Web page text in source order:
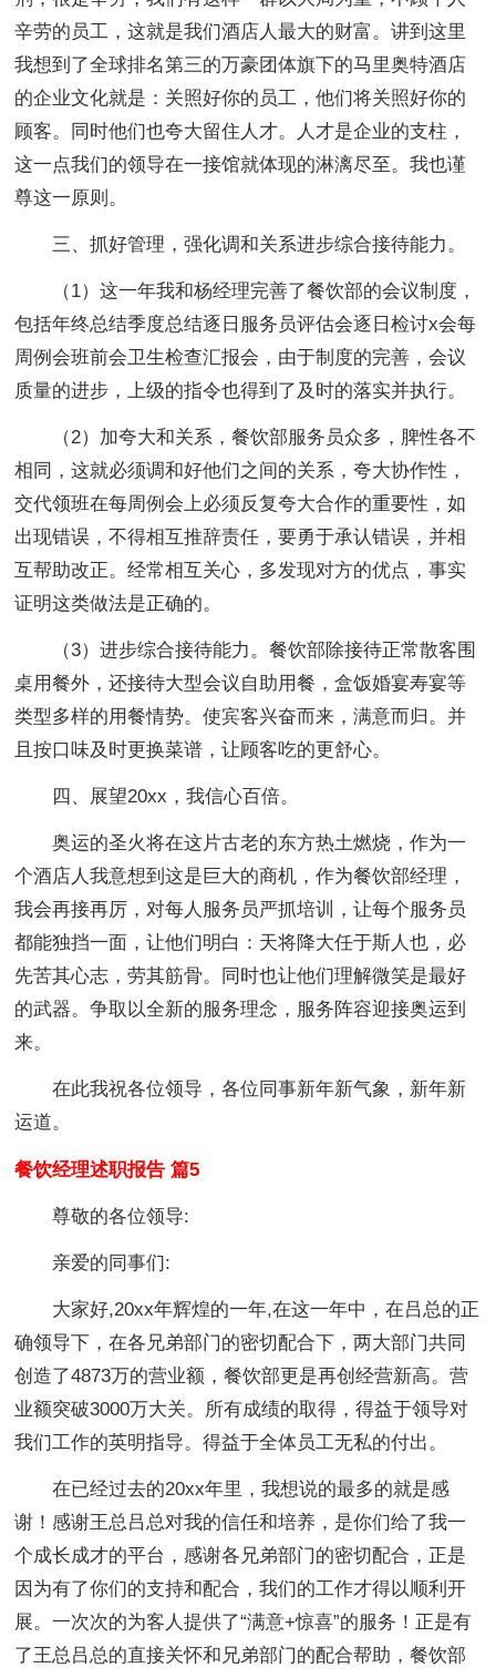
辛劳的员工，这就是我们酒店人最大的财富。讲到这里
我想到了全球排名第三的万豪团体旗下的马里奥特酒店
的企业文化就是：关照好你的员工，他们将关照好你的
顾客。同时他们也夸大留住人才。人才是企业的支柱，
这一点我们的领导在一接馆就体现的淋漓尽至。我也谨
尊这一原则。
三、抓好管理，强化调和关系进步综合接待能力。
（1）这一年我和杨经理完善了餐饮部的会议制度，
包括年终总结季度总结逐日服务员评估会逐日检讨x会每
周例会班前会卫生检查汇报会，由于制度的完善，会议
质量的进步，上级的指令也得到了及时的落实并执行。
（2）加夸大和关系，餐饮部服务员众多，脾性各不
相同，这就必须调和好他们之间的关系，夸大协作性，
交代领班在每周例会上必须反复夸大合作的重要性，如
出现错误，不得相互推辞责任，要勇于承认错误，并相
互帮助改正。经常相互关心，多发现对方的优点，事实
证明这类做法是正确的。
（3）进步综合接待能力。餐饮部除接待正常散客围
桌用餐外，还接待大型会议自助用餐，盒饭婚宴寿宴等
类型多样的用餐情势。使宾客兴奋而来，满意而归。并
且按口味及时更换菜谱，让顾客吃的更舒心。
四、展望20xx，我信心百倍。
奥运的圣火将在这片古老的东方热土燃烧，作为一
个酒店人我意想到这是巨大的商机，作为餐饮部经理，
我会再接再厉，对每人服务员严抓培训，让每个服务员
都能独挡一面，让他们明白：天将降大任于斯人也，必
先苦其心志，劳其筋骨。同时也让他们理解微笑是最好
的武器。争取以全新的服务理念，服务阵容迎接奥运到
来。
在此我祝各位领导，各位同事新年新气象，新年新
运道。
餐饮经理述职报告 篇5
尊敬的各位领导:
亲爱的同事们:
大家好,20xx年辉煌的一年,在这一年中，在吕总的正
确领导下，在各兄弟部门的密切配合下，两大部门共同
创造了4873万的营业额，餐饮部更是再创经营新高。营
业额突破3000万大关。所有成绩的取得，得益于领导对
我们工作的英明指导。得益于全体员工无私的付出。
在已经过去的20xx年里，我想说的最多的就是感
谢！感谢王总吕总对我的信任和培养，是你们给了我一
个成长成才的平台，感谢各兄弟部门的密切配合，正是
因为有了你们的支持和配合，我们的工作才得以顺利开
展。一次次的为客人提供了“满意+惊喜”的服务！正是有
了王总吕总的直接关怀和兄弟部门的配合帮助，餐饮部